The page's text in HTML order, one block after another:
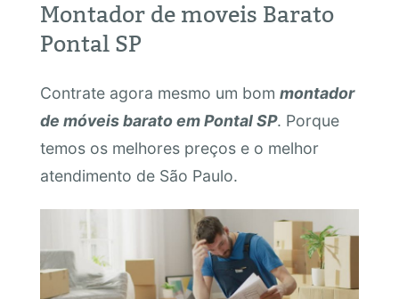
Montador de moveis Barato
Pontal SP
Contrate agora mesmo um bom montador
de móveis barato em Pontal SP. Porque
temos os melhores preços e o melhor
atendimento de São Paulo.